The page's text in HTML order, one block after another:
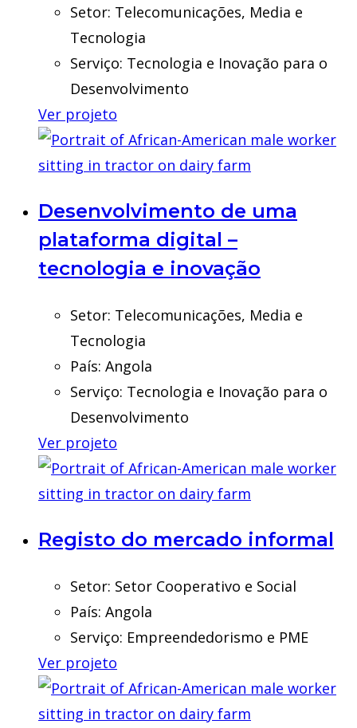
Setor: Telecomunicações, Media e
Tecnologia
Serviço: Tecnologia e Inovação para o
Desenvolvimento
Ver projeto
Desenvolvimento de uma
plataforma digital –
tecnologia e inovação
Setor: Telecomunicações, Media e
Tecnologia
País: Angola
Serviço: Tecnologia e Inovação para o
Desenvolvimento
Ver projeto
Registo do mercado informal
Setor: Setor Cooperativo e Social
País: Angola
Serviço: Empreendedorismo e PME
Ver projeto